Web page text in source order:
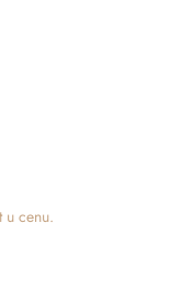
u cenu.